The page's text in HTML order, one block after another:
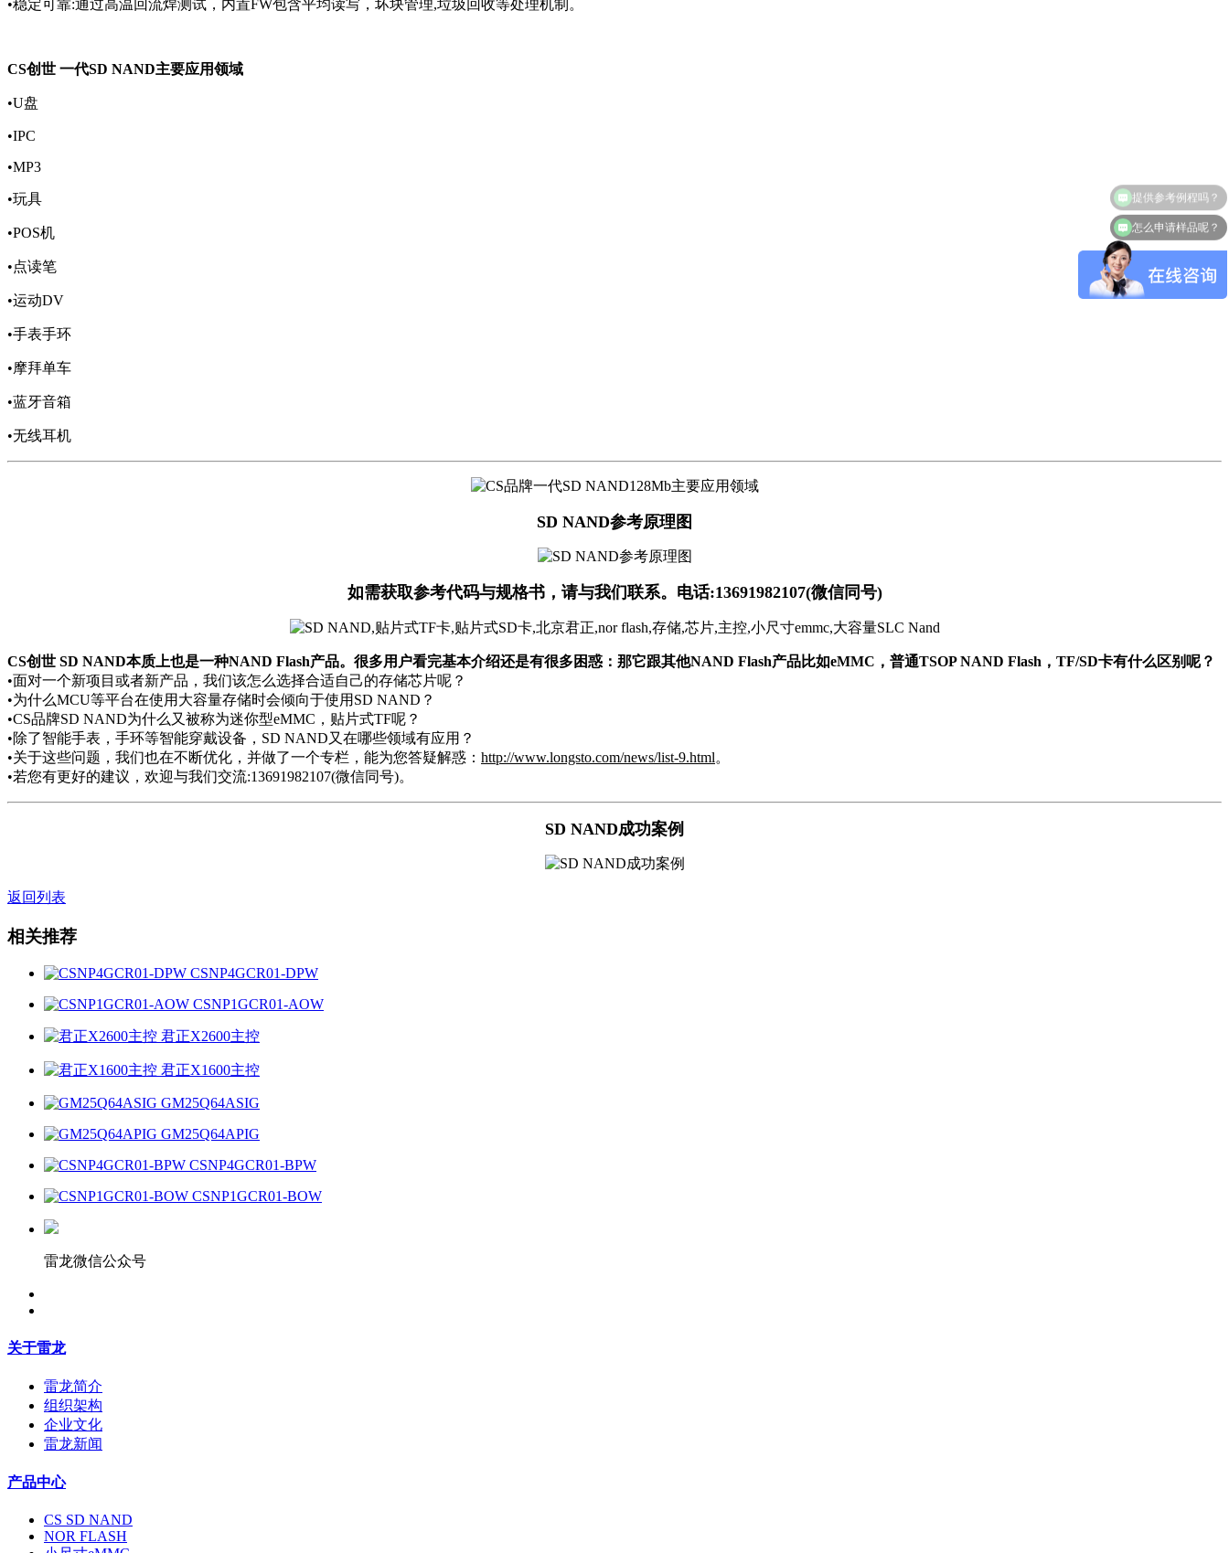
•稳定可靠:通过高温回流焊测试，内置FW包含平均读写，坏块管理,垃圾回收等处理机制。
CS创世 一代SD NAND主要应用领域
•U盘
•IPC
•MP3
•玩具
•POS机
•点读笔
•运动DV
•手表手环
•摩拜单车
•蓝牙音箱
•无线耳机
SD NAND参考原理图
如需获取参考代码与规格书，请与我们联系。电话:13691982107(微信同号)
CS创世 SD NAND本质上也是一种NAND Flash产品。很多用户看完基本介绍还是有很多困惑：那它跟其他NAND Flash产品比如eMMC，普通TSOP NAND Flash，TF/SD卡有什么区别呢？
•面对一个新项目或者新产品，我们该怎么选择合适自己的存储芯片呢？
•为什么MCU等平台在使用大容量存储时会倾向于使用SD NAND？
•CS品牌SD NAND为什么又被称为迷你型eMMC，贴片式TF呢？
•除了智能手表，手环等智能穿戴设备，SD NAND又在哪些领域有应用？
•关于这些问题，我们也在不断优化，并做了一个专栏，能为您答疑解惑： http://www.longsto.com/news/list-9.html。
•若您有更好的建议，欢迎与我们交流:13691982107(微信同号)。
SD NAND成功案例
返回列表
相关推荐
CSNP4GCR01-DPW
CSNP1GCR01-AOW
君正X2600主控
君正X1600主控
GM25Q64ASIG
GM25Q64APIG
CSNP4GCR01-BPW
CSNP1GCR01-BOW
雷龙微信公众号
关于雷龙
雷龙简介
组织架构
企业文化
雷龙新闻
产品中心
CS SD NAND
NOR FLASH
怎么申请样品呢？